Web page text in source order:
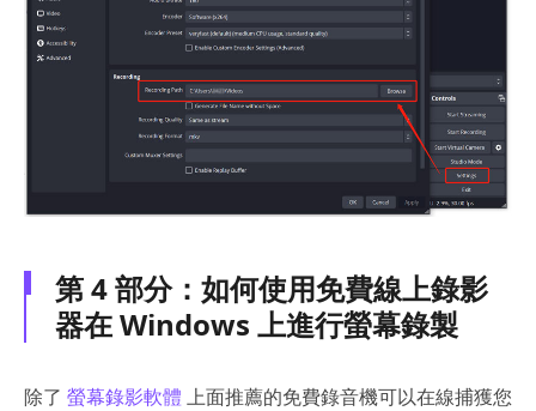
第 4 部分：如何使用免費線上錄影
器在 Windows 上進行螢幕錄製
除了 螢幕錄影軟體 上面推薦的免費錄音機可以在線捕獲您